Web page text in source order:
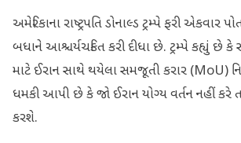
અમેરિકાના રાષ્ટ્રપતિ ડોનાલ્ડ ટ્રમ્પે ફરી એકવાર
બધાને આશ્ચર્યચકિત કરી દીધા છે. ટ્રમ્પે કહ્યું છે
માટે ઈરાન સાથે થયેલા સમજૂતી કરાર (MoU)
ધમકી આપી છે કે જો ઈરાન યોગ્ય વર્તન નહીં કરે
કરશે.